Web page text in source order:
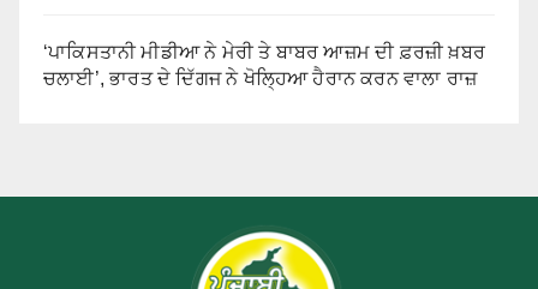
‘ਪਾਕਿਸਤਾਨੀ ਮੀਡੀਆ ਨੇ ਮੇਰੀ ਤੇ ਬਾਬਰ ਆਜ਼ਮ ਦੀ ਫ਼ਰਜ਼ੀ ਖ਼ਬਰ
ਚਲਾਈ’, ਭਾਰਤ ਦੇ ਦਿੱਗਜ ਨੇ ਖੋਲ੍ਹਿਆ ਹੈਰਾਨ ਕਰਨ ਵਾਲਾ ਰਾਜ਼